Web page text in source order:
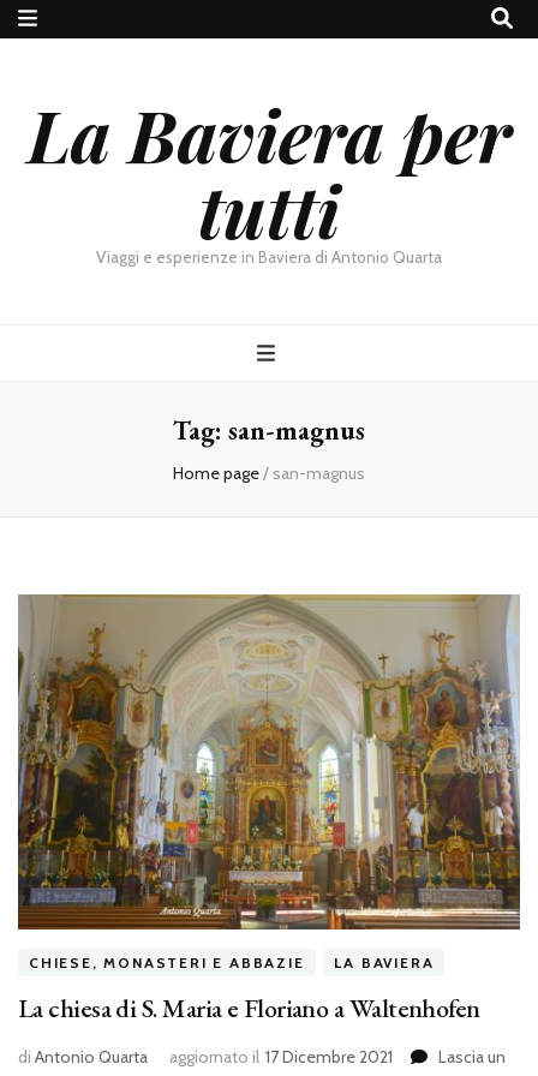
La Baviera per
tutti
Viaggi e esperienze in Baviera di Antonio Quarta
Tag: san-magnus
Home page/ san-magnus
CHIESE, MONASTERI E ABBAZIE LA BAVIERA
La chiesa di S. Maria e Floriano a Waltenhofen
di Antonio Quarta aggiornato il 17 Dicembre 2021
Lascia un